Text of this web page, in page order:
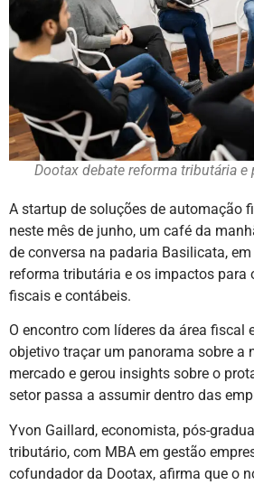
Dootax debate reforma tributária e
A startup de soluções de automação
neste mês de junho, um café da
de conversa na padaria Basilicata,
reforma tributária e os impactos para
fiscais e contábeis.
O encontro com líderes da área fiscal
objetivo traçar um panorama sobre a
mercado e gerou insights sobre o
setor passa a assumir dentro das
Yvon Gaillard, economista, pós-
tributário, com MBA em gestão
cofundador da Dootax, afirma que o